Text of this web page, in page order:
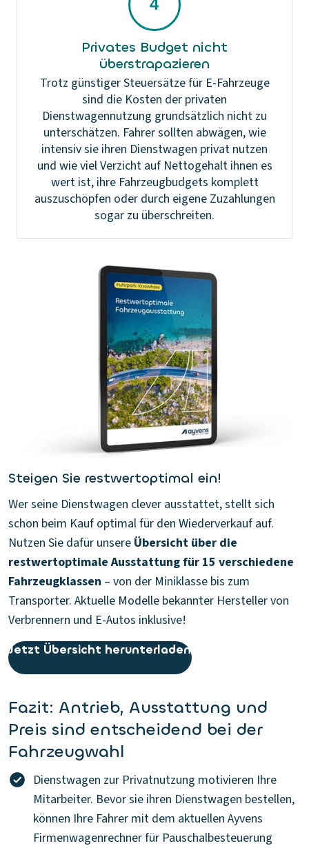
Privates Budget nicht
überstrapazieren
Trotz günstiger Steuersätze für E-Fahrzeuge
sind die Kosten der privaten
Dienstwagennutzung grundsätzlich nicht zu
unterschätzen. Fahrer sollten abwägen, wie
intensiv sie ihren Dienstwagen privat nutzen
und wie viel Verzicht auf Nettogehalt ihnen es
wert ist, ihre Fahrzeugbudgets komplett
auszuschöpfen oder durch eigene Zuzahlungen
sogar zu überschreiten.
Steigen Sie restwertoptimal ein!
Wer seine Dienstwagen clever ausstattet, stellt sich
schon beim Kauf optimal für den Wiederverkauf auf.
Nutzen Sie dafür unsere Übersicht über die
restwertoptimale Ausstattung für 15 verschiedene
Fahrzeugklassen – von der Miniklasse bis zum
Transporter. Aktuelle Modelle bekannter Hersteller von
Verbrennern und E-Autos inklusive!
Jetzt Übersicht herunterladen
Fazit: Antrieb, Ausstattung und
Preis sind entscheidend bei der
Fahrzeugwahl
Dienstwagen zur Privatnutzung motivieren Ihre
Mitarbeiter. Bevor sie ihren Dienstwagen bestellen,
können Ihre Fahrer mit dem aktuellen Ayvens
Firmenwagenrechner für Pauschalbesteuerung